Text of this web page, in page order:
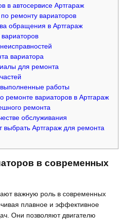
в автосервисе Артгараж
ремонту вариаторов
обращения в Артгараж
вариатора
для ремонта
выполненные работы
ремонте вариаторов в Артгараж
ремонта
обслуживания
выбрать Артгараж для ремонта
в современных
важную роль в современных
плавное и эффективное
Они позволяют двигателю